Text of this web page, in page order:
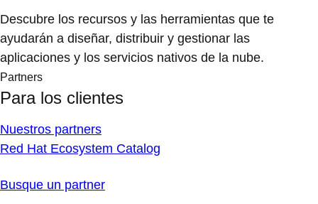
Descubre los recursos y las herramientas que te
ayudarán a diseñar, distribuir y gestionar las
aplicaciones y los servicios nativos de la nube.
Partners
Para los clientes
Nuestros partners
Red Hat Ecosystem Catalog
Busque un partner